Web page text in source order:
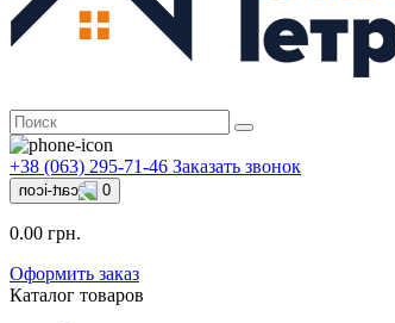
+38 (063) 295-71-46 Заказать звонок
0
0.00 грн.
Оформить заказ
Каталог товаров